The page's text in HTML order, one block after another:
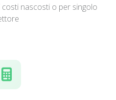
nascosti o per singolo